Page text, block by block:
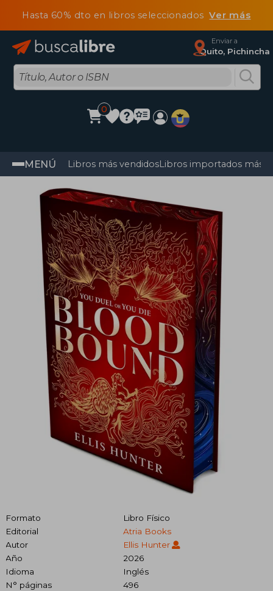
Hasta 60% dto en libros seleccionadosVer más
Enviar a
Quito, Pichincha
0
MENÚ Libros más vendidosLibros importados más
Formato
Libro Físico
Editorial
Atria Books
Autor
Ellis Hunter
Año
2026
Idioma
Inglés
N° páginas
496